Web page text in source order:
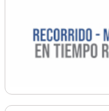
Ordenamiento
Promoción
Salud
Secretaría